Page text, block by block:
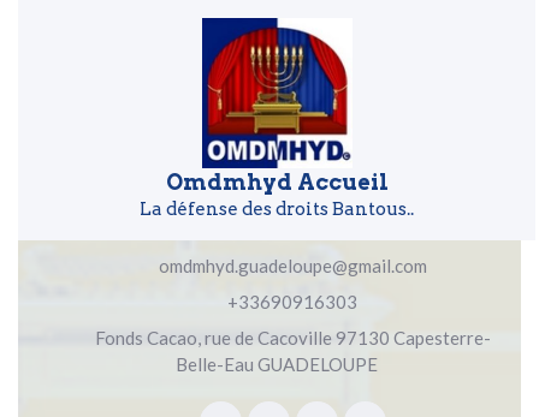
Omdmhyd Accueil
La défense des droits Bantous..
omdmhyd.guadeloupe@gmail.com
+33690916303
Fonds Cacao, rue de Cacoville 97130 Capesterre-
Belle-Eau GUADELOUPE